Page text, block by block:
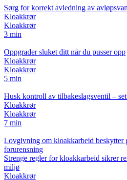
Sørg for korrekt avledning av
Kloakkrør
Kloakkrør
3 min
Oppgrader sluket ditt når du pusser opp
Kloakkrør
Kloakkrør
5 min
Husk kontroll av tilbakeslagsventil –
Kloakkrør
Kloakkrør
7 min
Lovgivning om kloakkarbeid beskytter
forurensning
Strenge regler for kloakkarbeid sikrer
miljø
Kloakkrør